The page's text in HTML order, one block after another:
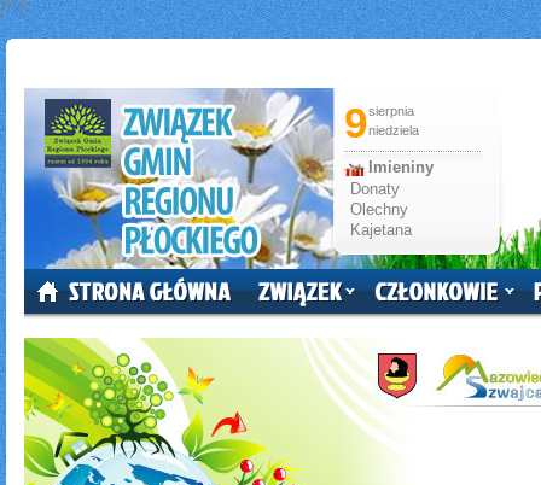
/**/
9 sierpnia
niedziela
Imieniny
Donaty
Olechny
Kajetana